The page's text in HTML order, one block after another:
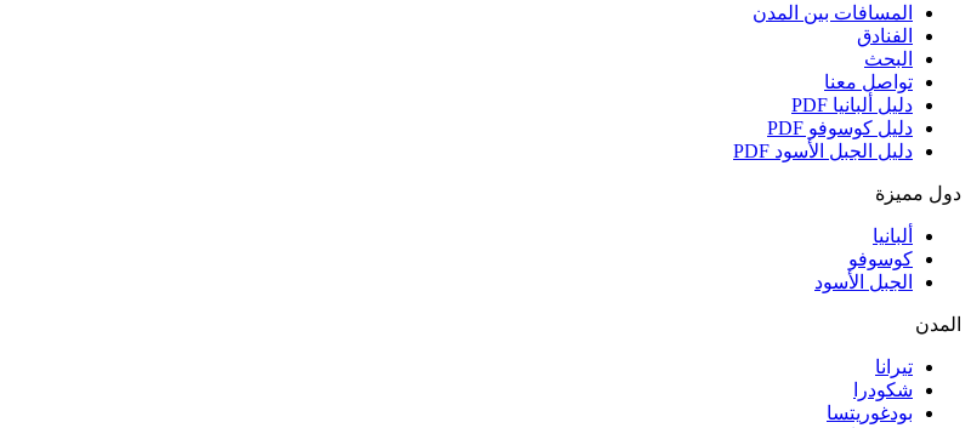
المسافات بين المدن
الفنادق
البحث
تواصل معنا
دليل ألبانيا PDF
دليل كوسوفو PDF
دليل الجبل الأسود PDF
دول مميزة
ألبانيا
كوسوفو
الجبل الأسود
المدن
تيرانا
شكودرا
بودغوريتسا